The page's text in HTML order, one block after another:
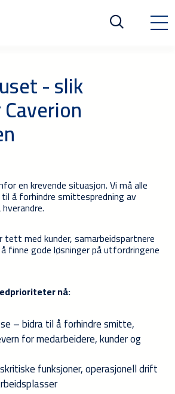
- slik
en krevende situasjon. Vi må alle
å forhindre smittespredning av
tett med kunder, samarbeidspartnere
finne gode løsninger på utfordringene
nå:
– bidra til å forhindre smitte,
for medarbeidere, kunder og
funksjoner, operasjonell drift